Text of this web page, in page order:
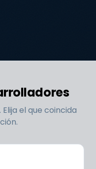
el que coincida